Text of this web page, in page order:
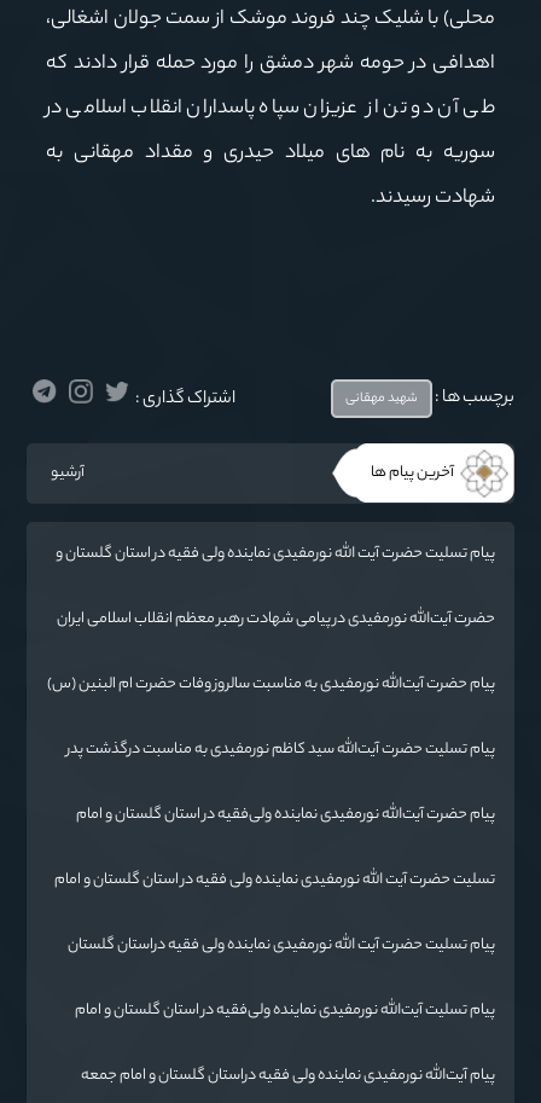
محلی) با شلیک چند فروند موشک از سمت جولان اشغالی،
اهدافی در حومه شهر دمشق را مورد حمله قرار دادند که
طی آن دو تن از عزیزان سپاه پاسداران انقلاب اسلامی در
سوریه به نام های میلاد حیدری و مقداد مهقانی به
شهادت رسیدند.
برچسب ها : شهید مهقانی اشتراک گذاری :
آخرین پیام ها آرشیو
پیام تسلیت حضرت آیت الله نورمفیدی نماینده ولی فقیه در استان گلستان و
حضرت آیت‌الله‌ نورمفیدی در پیامی شهادت رهبر معظم انقلاب اسلامی ایران
(ارواحنا فداه) و عموم مسلمانان تسلیت گفتند.
پیام حضرت آیت‌الله نورمفیدی به مناسبت سالروز وفات حضرت ام البنین (س)
پیام تسلیت حضرت آیت‌الله سید کاظم نورمفیدی به مناسبت درگذشت پدر
پیام حضرت آیت‌الله نورمفیدی نماینده ولی‌فقیه در استان گلستان و امام
تسليت حضرت آیت الله نورمفیدی نماینده ولی فقیه در استان گلستان و امام
پیام تسلیت حضرت آیت الله نورمفیدی نماینده ولی فقیه دراستان گلستان
پیام تسلیت آیت‌الله نورمفیدی نماینده ولی‌فقیه در استان گلستان و امام
پیام آیت‌الله نورمفیدی نماینده ولی فقیه دراستان گلستان و امام جمعه